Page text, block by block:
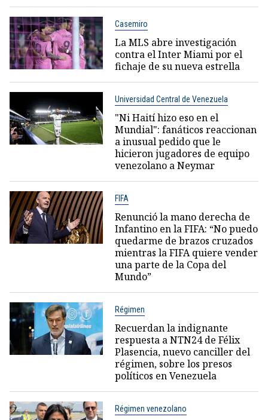
Casemiro
La MLS abre investigación
contra el Inter Miami por el
fichaje de su nueva estrella
Universidad Central de Venezuela
"Ni Haití hizo eso en el
Mundial": fanáticos reaccionan
a inusual pedido que le
hicieron jugadores de equipo
venezolano a Neymar
FIFA
Renunció la mano derecha de
Infantino en la FIFA: “No puedo
quedarme de brazos cruzados
mientras la FIFA quiere vender
una parte de la Copa del
Mundo”
Régimen
Recuerdan la indignante
respuesta a NTN24 de Félix
Plasencia, nuevo canciller del
régimen, sobre los presos
políticos en Venezuela
Régimen venezolano